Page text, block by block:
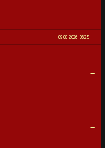
100%
09.08.2026, 06:25
-
-